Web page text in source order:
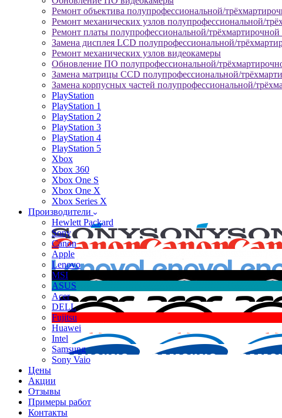
Ремонт объектива полупрофессиональной/
Ремонт механических узлов полупрофессиональной/
Ремонт платы полупрофессиональной/
Замена дисплея LCD полупрофессиональной/
Ремонт механических узлов видеокамеры
Обновление ПО полупрофессиональной/
Замена матрицы CCD полупрофессиональной/
Замена корпусных частей полупрофессиональной/
PlayStation
PlayStation 1
PlayStation 2
PlayStation 3
PlayStation 4
PlayStation 5
Xbox
Xbox 360
Xbox One S
Xbox One X
Xbox Series X
Производители
Hewlett Packard
Sony
Canon
Apple
Lenovo
MSI
ASUS
Acer
DELL
Fujitsu
Huawei
Intel
Samsung
Sony Vaio
Цены
Акции
Отзывы
Примеры работ
Контакты